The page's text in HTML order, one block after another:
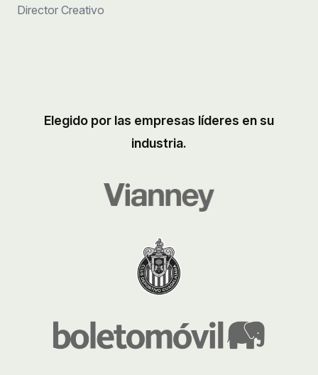
Director Creativo
Elegido por las empresas líderes en su
industria.